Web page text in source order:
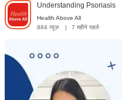
Understanding Psoriasis
Health Above All
884 व्यूज़
| 7 महीने पहले